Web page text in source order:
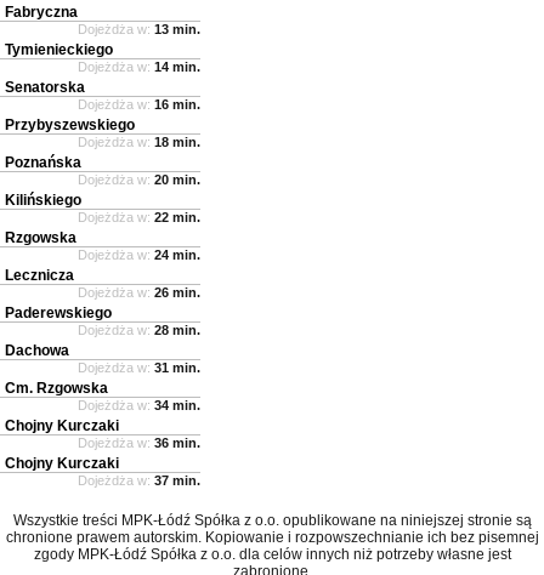
Fabryczna
Dojeżdża w: 13 min.
Tymienieckiego
Dojeżdża w: 14 min.
Senatorska
Dojeżdża w: 16 min.
Przybyszewskiego
Dojeżdża w: 18 min.
Poznańska
Dojeżdża w: 20 min.
Kilińskiego
Dojeżdża w: 22 min.
Rzgowska
Dojeżdża w: 24 min.
Lecznicza
Dojeżdża w: 26 min.
Paderewskiego
Dojeżdża w: 28 min.
Dachowa
Dojeżdża w: 31 min.
Cm. Rzgowska
Dojeżdża w: 34 min.
Chojny Kurczaki
Dojeżdża w: 36 min.
Chojny Kurczaki
Dojeżdża w: 37 min.
Wszystkie treści MPK-Łódź Spółka z o.o. opublikowane na niniejszej stronie są
chronione prawem autorskim. Kopiowanie i rozpowszechnianie ich bez pisemnej
zgody MPK-Łódź Spółka z o.o. dla celów innych niż potrzeby własne jest
zabronione.